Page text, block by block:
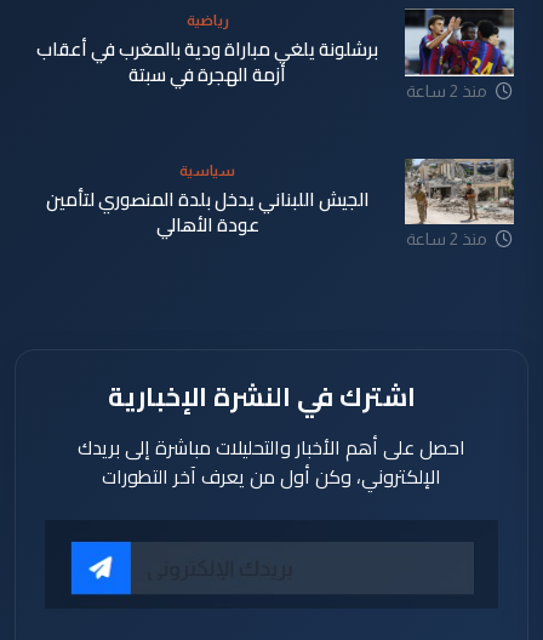
منذ 2 ساعة
رياضية
برشلونة يلغي مباراة ودية بالمغرب في أعقاب
أزمة الهجرة في سبتة
منذ 2 ساعة
سياسية
الجيش اللبناني يدخل بلدة المنصوري لتأمين
عودة الأهالي
اشترك في النشرة الإخبارية
احصل على أهم الأخبار والتحليلات مباشرة إلى بريدك
الإلكتروني، وكن أول من يعرف آخر التطورات